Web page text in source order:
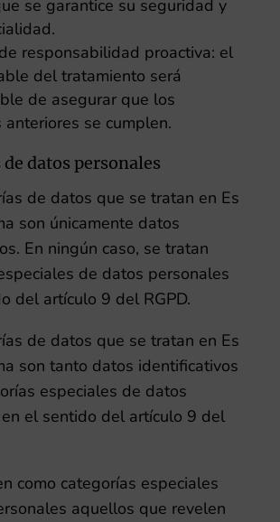
se garantice su seguridad y
responsabilidad proactiva: el
del tratamiento será
de asegurar que los
anteriores se cumplen.
datos personales
de datos que se tratan en Es
son únicamente datos
En ningún caso, se tratan
de datos personales
del artículo 9 del RGPD.
de datos que se tratan en Es
son tanto datos identificativos
especiales de datos
el sentido del artículo 9 del
como categorías especiales
aquellos que revelen